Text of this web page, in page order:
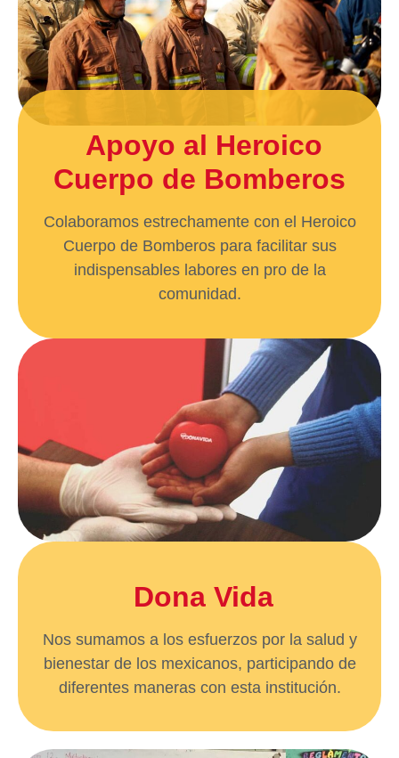
Apoyo al Heroico
Cuerpo de Bomberos
Colaboramos estrechamente con el Heroico
Cuerpo de Bomberos para facilitar sus
indispensables labores en pro de la
comunidad.
Dona Vida
Nos sumamos a los esfuerzos por la salud y
bienestar de los mexicanos, participando de
diferentes maneras con esta institución.